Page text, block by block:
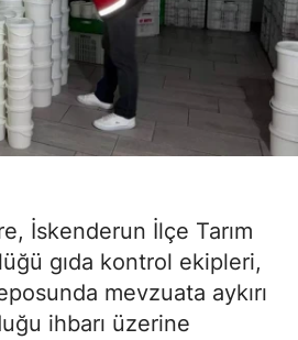
İskenderun İlçe Tarım
gıda kontrol ekipleri,
mevzuata aykırı
ihbarı üzerine